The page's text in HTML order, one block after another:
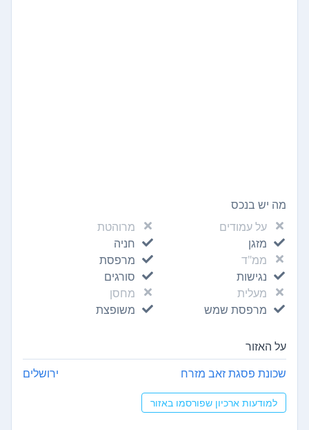
מה יש בנכס
על עמודים
מרוהטת
מזגן
חניה
ממ"ד
מרפסת
נגישות
סורגים
מעלית
מחסן
מרפסת שמש
משופצת
על האזור
שכונת פסגת זאב מזרח ירושלים
למודעות ארכיון שפורסמו באזור